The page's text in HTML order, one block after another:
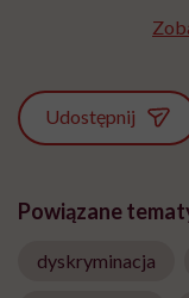
Udostępnij
Powiązane
dyskryminacja